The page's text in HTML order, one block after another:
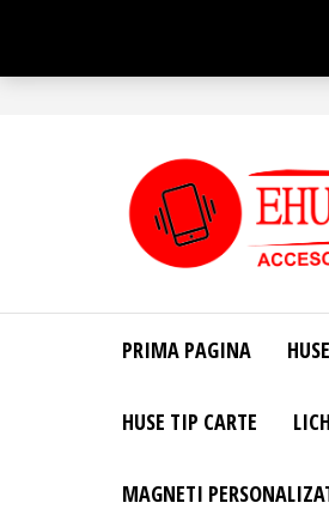
conținut
Site Oficial .
Huse
Personalizate
Huse
Personalizate
Telefon –
– Accesorii
PRIMA PAGINA
HUSE TIP CARTE
MAGNETI